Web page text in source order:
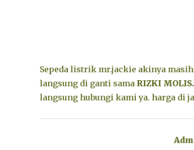
Sepeda listrik mr.jackie akinya
langsung di ganti sama RIZKI
langsung hubungi kami ya. harga di